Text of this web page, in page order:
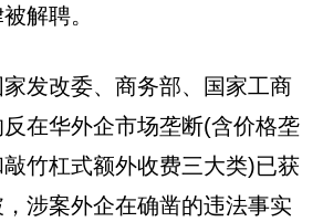
解聘。
发改委、商务部、国家工商
在华外企市场垄断(含价格垄
竹杠式额外收费三大类)已获
涉案外企在确凿的违法事实